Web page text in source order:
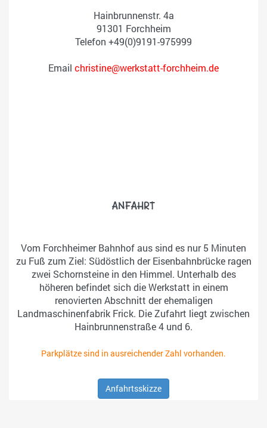
Hainbrunnenstr. 4a
91301 Forchheim
Telefon +49(0)9191-975999
Email christine@werkstatt-forchheim.de
ANFAHRT
Vom Forchheimer Bahnhof aus sind es nur 5 Minuten
zu Fuß zum Ziel: Südöstlich der Eisenbahnbrücke ragen
zwei Schornsteine in den Himmel. Unterhalb des
höheren befindet sich die Werkstatt in einem
renovierten Abschnitt der ehemaligen
Landmaschinenfabrik Frick. Die Zufahrt liegt zwischen
Hainbrunnenstraße 4 und 6.
Parkplätze sind in ausreichender Zahl vorhanden.
Anfahrtsskizze